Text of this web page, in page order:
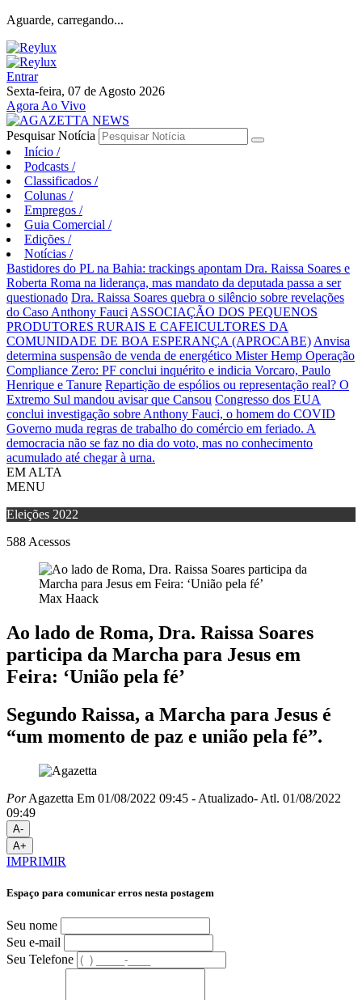
Aguarde, carregando...
Entrar
Sexta-feira, 07 de Agosto 2026
Agora Ao Vivo
Pesquisar Notícia
Início /
Podcasts /
Classificados /
Colunas /
Empregos /
Guia Comercial /
Edições /
Notícias /
Bastidores do PL na Bahia: trackings apontam Dra. Raissa Soares e
Roberta Roma na liderança, mas mandato da deputada passa a ser
questionado Dra. Raissa Soares quebra o silêncio sobre revelações
do Caso Anthony Fauci ASSOCIAÇÃO DOS PEQUENOS
PRODUTORES RURAIS E CAFEICULTORES DA
COMUNIDADE DE BOA ESPERANÇA (APROCABE) Anvisa
determina suspensão de venda de energético Mister Hemp Operação
Compliance Zero: PF conclui inquérito e indicia Vorcaro, Paulo
Henrique e Tanure Repartição de espólios ou representação real? O
Extremo Sul mandou avisar que Cansou Congresso dos EUA
conclui investigação sobre Anthony Fauci, o homem do COVID
Governo muda regras de trabalho do comércio em feriado. A
democracia não se faz no dia do voto, mas no conhecimento
acumulado até chegar à urna.
EM ALTA
MENU
Eleições 2022
588 Acessos
Max Haack
Ao lado de Roma, Dra. Raissa Soares
participa da Marcha para Jesus em
Feira: ‘União pela fé’
Segundo Raissa, a Marcha para Jesus é
“um momento de paz e união pela fé”.
PorAgazetta Em 01/08/2022 09:45 - Atualizado- Atl. 01/08/2022
09:49
A-
A+
IMPRIMIR
Espaço para comunicar erros nesta postagem
Seu nome
Seu e-mail
Seu Telefone